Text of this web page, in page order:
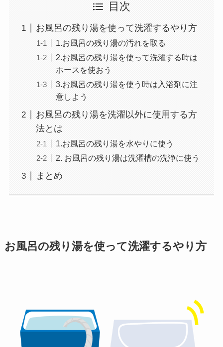
目次
お風呂の残り湯を使って洗濯するやり方
1.お風呂の残り湯の汚れを取る
2.お風呂の残り湯を使って洗濯する時は
ホースを使おう
3.お風呂の残り湯を使う時は入浴剤に注
意しよう
お風呂の残り湯を洗濯以外に使用する方
法とは
1.お風呂の残り湯を水やりに使う
2. お風呂の残り湯は洗濯槽の洗浄に使う
まとめ
お風呂の残り湯を使って洗濯するやり方